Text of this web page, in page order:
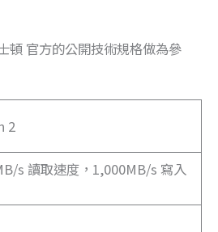
官方的公開技術規格做為參
2
s 讀取速度，1,000MB/s 寫入